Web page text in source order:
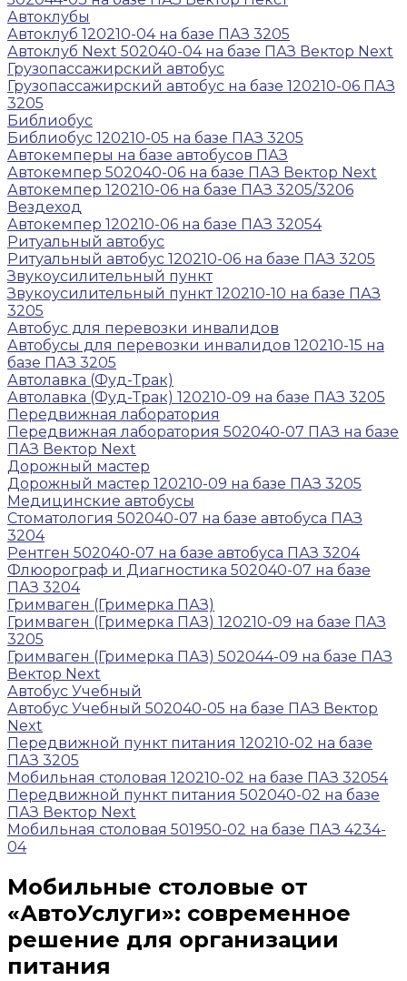
Автоклубы
Автоклуб 120210-04 на базе ПАЗ 3205
Автоклуб Next 502040-04 на базе ПАЗ Вектор Next
Грузопассажирский автобус
Грузопассажирский автобус на базе 120210-06 ПАЗ
3205
Библиобус
Библиобус 120210-05 на базе ПАЗ 3205
Автокемперы на базе автобусов ПАЗ
Автокемпер 502040-06 на базе ПАЗ Вектор Next
Автокемпер 120210-06 на базе ПАЗ 3205/3206
Вездеход
Автокемпер 120210-06 на базе ПАЗ 32054
Ритуальный автобус
Ритуальный автобус 120210-06 на базе ПАЗ 3205
Звукоусилительный пункт
Звукоусилительный пункт 120210-10 на базе ПАЗ
3205
Автобус для перевозки инвалидов
Автобусы для перевозки инвалидов 120210-15 на
базе ПАЗ 3205
Автолавка (Фуд-Трак)
Автолавка (Фуд-Трак) 120210-09 на базе ПАЗ 3205
Передвижная лаборатория
Передвижная лаборатория 502040-07 ПАЗ на базе
ПАЗ Вектор Next
Дорожный мастер
Дорожный мастер 120210-09 на базе ПАЗ 3205
Медицинские автобусы
Стоматология 502040-07 на базе автобуса ПАЗ
3204
Рентген 502040-07 на базе автобуса ПАЗ 3204
Флюорограф и Диагностика 502040-07 на базе
ПАЗ 3204
Гримваген (Гримерка ПАЗ)
Гримваген (Гримерка ПАЗ) 120210-09 на базе ПАЗ
3205
Гримваген (Гримерка ПАЗ) 502044-09 на базе ПАЗ
Вектор Next
Автобус Учебный
Автобус Учебный 502040-05 на базе ПАЗ Вектор
Next
Передвижной пункт питания 120210-02 на базе
ПАЗ 3205
Мобильная столовая 120210-02 на базе ПАЗ 32054
Передвижной пункт питания 502040-02 на базе
ПАЗ Вектор Next
Мобильная столовая 501950-02 на базе ПАЗ 4234-
04
Мобильные столовые от
«АвтоУслуги»: современное
решение для организации
питания